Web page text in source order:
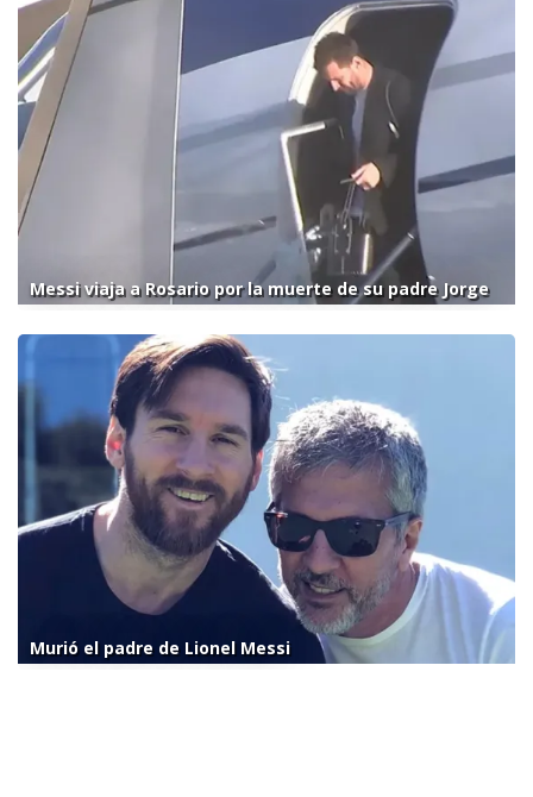
Messi viaja a Rosario por la muerte de su padre Jorge
Murió el padre de Lionel Messi